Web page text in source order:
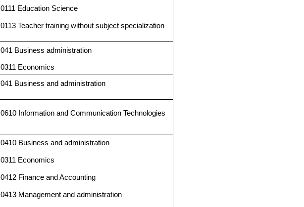
0111 Education Science
0113 Teacher training without subject specialization
041 Business administration
0311 Economics
041 Business and administration
0610 Information and Communication Technologies
0410 Business and administration
0311 Economics
0412 Finance and Accounting
0413 Management and administration